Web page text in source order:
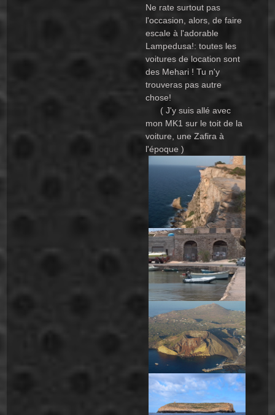
Ne rate surtout pas
l'occasion, alors, de faire
escale à l'adorable
Lampedusa!: toutes les
voitures de location sont
des Mehari ! Tu n'y
trouveras pas autre
chose!
( J'y suis allé avec
mon MK1 sur le toit de la
voiture, une Zafira à
l'époque )